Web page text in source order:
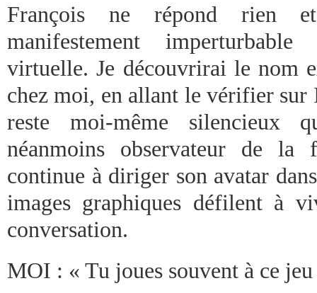
François ne répond rien
manifestement
virtuelle. Je découvrirai le nom
chez moi, en allant le vérifier sur
reste moi-même silencieux
néanmoins observateur de
continue à diriger son avatar
images graphiques défilent à
conversation.
MOI : « Tu joues souvent à ce jeu